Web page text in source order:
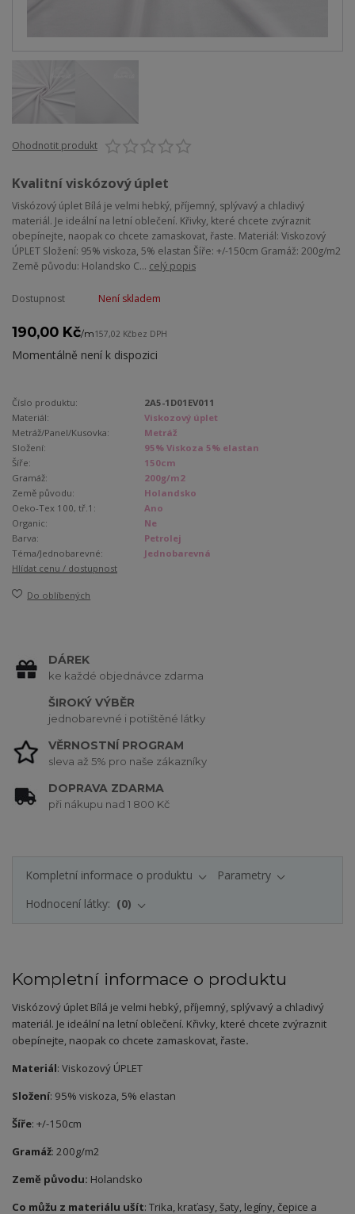
Ohodnotit produkt
Kvalitní viskózový úplet
Viskózový úplet Bílá je velmi hebký, příjemný, splývavý a chladivý
materiál. Je ideální na letní oblečení. Křivky, které chcete zvýraznit
obepínejte, naopak co chcete zamaskovat, řaste. Materiál: Viskozový
ÚPLET Složení: 95% viskoza, 5% elastan Šíře: +/-150cm Gramáž: 200g/m2
Země původu: Holandsko C... celý popis
Dostupnost Není skladem
190,00 Kč/m157,02 Kčbez DPH
Momentálně není k dispozici
Číslo produktu:
2A5-1D01EV011
Materiál:
Viskozový úplet
Metráž/Panel/Kusovka:
Metráž
Složení:
95% Viskoza 5% elastan
Šíře:
150cm
Gramáž:
200g/m2
Země původu:
Holandsko
Oeko-Tex 100, tř.1:
Ano
Organic:
Ne
Barva:
Petrolej
Téma/Jednobarevné:
Jednobarevná
Hlídat cenu / dostupnost
Do oblíbených
DÁREK
ke každé objednávce zdarma
ŠIROKÝ VÝBĚR
jednobarevné i potištěné látky
VĚRNOSTNÍ PROGRAM
sleva až 5% pro naše zákazníky
DOPRAVA ZDARMA
při nákupu nad 1 800 Kč
Kompletní informace o produktu
Parametry
Hodnocení látky:
0
Kompletní informace o produktu
Viskózový úplet Bílá je velmi hebký, příjemný, splývavý a chladivý
materiál. Je ideální na letní oblečení. Křivky, které chcete zvýraznit
obepínejte, naopak co chcete zamaskovat, řaste.
Materiál: Viskozový ÚPLET
Složení: 95% viskoza, 5% elastan
Šíře: +/-150cm
Gramáž: 200g/m2
Země původu: Holandsko
Co můžu z materiálu ušít: Trika, kraťasy, šaty, legíny, čepice a